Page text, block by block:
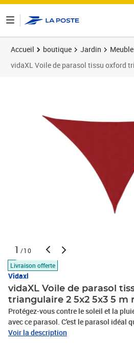
Accueil boutique Jardin
vidaXL Voile de parasol tissu oxford
1 /10
Livraison offerte
Vidaxl
vidaXL Voile de parasol
triangulaire 2 5x2 5x3 5 m
Protégez-vous contre le soleil et la
avec ce parasol. C'est le parasol idéal
variété d'espaces extérieurs comme
Voir la description